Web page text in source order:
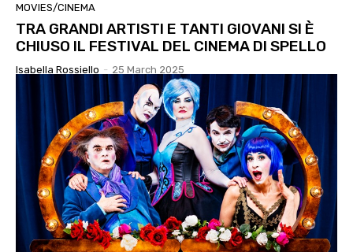
MOVIES/CINEMA
TRA GRANDI ARTISTI E TANTI GIOVANI SI È
CHIUSO IL FESTIVAL DEL CINEMA DI SPELLO
Isabella Rossiello - 25 March 2025